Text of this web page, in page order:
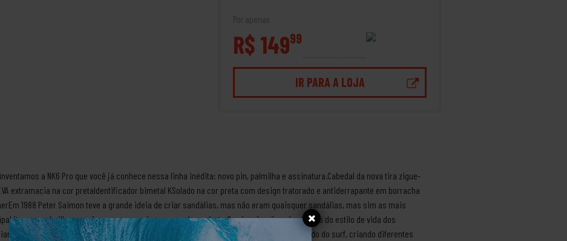
Por apenas
R$ 14999
IR PARA A LOJA
a NK6 Pro que você já conhece nessa linha inédita: novo pin, palmilha e assinatura.Cabedal da nova tira zigue-
extramacia na cor pretaIdentificador bimetal KSolado na cor preta com design tratorado e antiderrapante em borracha
1988 Peter Saimon teve a grande ideia de criar sandálias, mas não eram quaisquer sandálias, mas sim as mais
item as palmilhas macias que proporcionam grande conforto.Sua inspiração veio através do estilo de vida dos
Com o crescimento da marca a Kenner passou a ser conhecida dentro e fora do mundo do surf, criando diferentes